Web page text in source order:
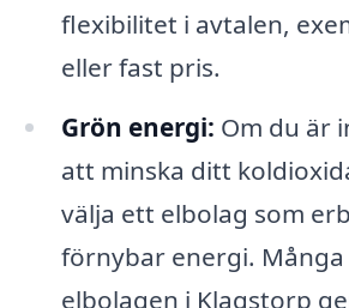
flexibilitet i avtalen,
eller fast pris.
Grön energi: Om du är
att minska ditt
välja ett elbolag som
förnybar energi. Många
elbolagen i Klagstorp